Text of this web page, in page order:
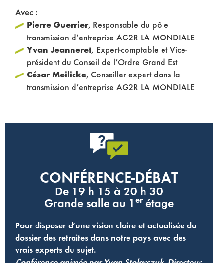
Avec :
Pierre Guerrier, Responsable du pôle
transmission d’entreprise AG2R LA MONDIALE
Yvan Jeanneret, Expert-comptable et Vice-
président du Conseil de l’Ordre Grand Est
César Meilicke, Conseiller expert dans la
transmission d’entreprise AG2R LA MONDIALE
CONFÉRENCE-DÉBAT
De 19 h 15 à 20 h 30
Grande salle au 1 erétage
Pour disposer d’une vision claire et actualisée du
dossier des retraites dans notre pays avec des
vrais experts du sujet.